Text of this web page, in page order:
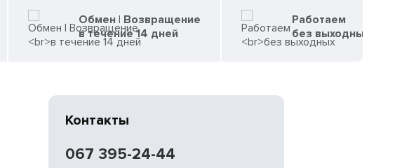
Обмен | Возвращение
в течение 14 дней
Работаем
без выходных
Контакты
067 395-24-44